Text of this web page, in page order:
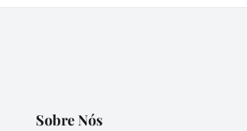
Sobre Nós